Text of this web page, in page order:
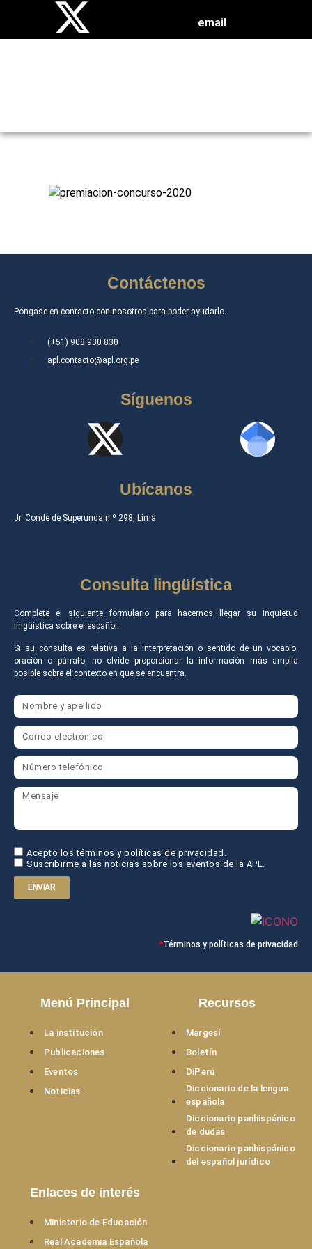
email
Contáctenos
Póngase en contacto con nosotros para poder ayudarlo.
(+51) 908 930 830
apl.contacto@apl.org.pe
Síguenos
Ubícanos
Jr. Conde de Superunda n.º 298, Lima
Consulta lingüística
Complete el siguiente formulario para hacernos llegar su inquietud
lingüística sobre el español.
Si su consulta es relativa a la interpretación o sentido de un vocablo,
oración o párrafo, no olvide proporcionar la información más amplia
posible sobre el contexto en que se encuentra.
Acepto los términos y políticas de privacidad.
Suscribirme a las noticias sobre los eventos de la APL.
ENVIAR
*Términos y políticas de privacidad
Menú Principal
La institución
Publicaciones
Eventos
Noticias
Recursos
Margesí
Boletín
DiPerú
Diccionario de la lengua
española
Diccionario panhispánico
de dudas
Diccionario panhispánico
del español jurídico
Enlaces de interés
Ministerio de Educación
Real Academia Española